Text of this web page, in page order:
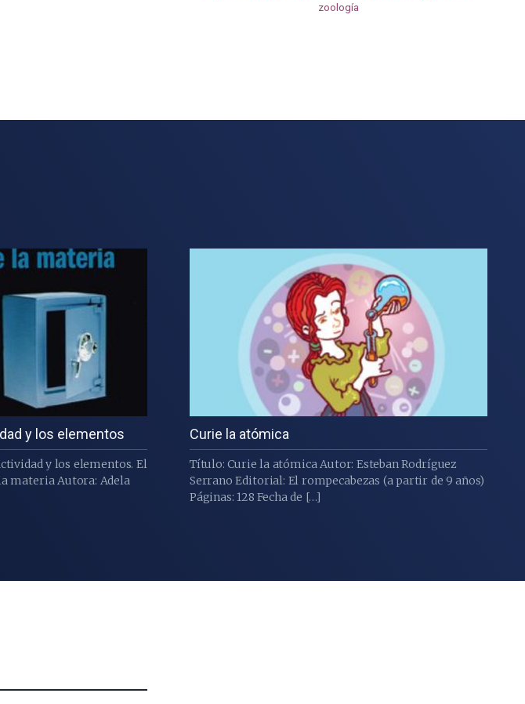
zoología
y los elementos
y los elementos. El
materia Autora: Adela
Curie la atómica
Título: Curie la atómica Autor: Esteban Rodríguez
Serrano Editorial: El rompecabezas (a partir de 9 años)
Páginas: 128 Fecha de […]